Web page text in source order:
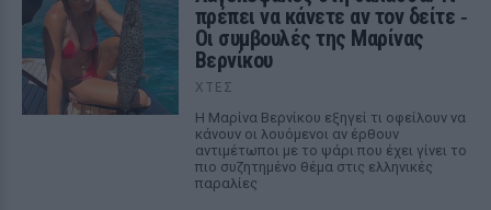
πρέπει να κάνετε αν τον δείτε ‑
Οι συμβουλές της Μαρίνας
Βερνίκου
ΧΤΕΣ
Η Μαρίνα Βερνίκου εξηγεί τι οφείλουν να
κάνουν οι λουόμενοι αν έρθουν
αντιμέτωποι με το ψάρι που έχει γίνει το
πιο συζητημένο θέμα στις ελληνικές
παραλίες